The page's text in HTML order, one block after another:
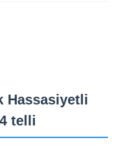
Hassasiyetli
telli